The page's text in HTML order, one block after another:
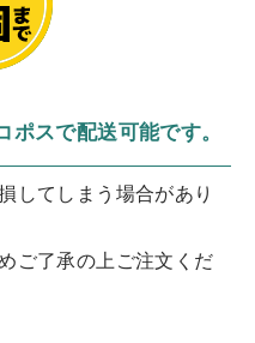
ポスで配送可能です。
してしまう場合があり
ご了承の上ご注文くだ